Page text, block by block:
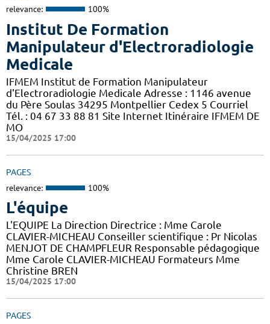
relevance: 100%
Institut De Formation
Manipulateur d'Electroradiologie
Medicale
IFMEM Institut de Formation Manipulateur
d'Electroradiologie Medicale Adresse : 1146 avenue
du Père Soulas 34295 Montpellier Cedex 5 Courriel
Tél. : 04 67 33 88 81 Site Internet Itinéraire IFMEM DE
MO
15/04/2025 17:00
PAGES
relevance: 100%
L'équipe
L'EQUIPE La Direction Directrice : Mme Carole
CLAVIER-MICHEAU Conseiller scientifique : Pr Nicolas
MENJOT DE CHAMPFLEUR Responsable pédagogique
Mme Carole CLAVIER-MICHEAU Formateurs Mme
Christine BREN
15/04/2025 17:00
PAGES